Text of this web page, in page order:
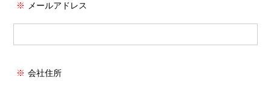
※ メールアドレス
※ 会社住所